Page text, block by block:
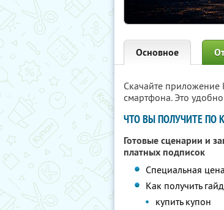
Основное
Скачайте приложение
смартфона. Это
ЧТО ВЫ ПОЛУЧИТЕ ПО
Готовые сценарии и
платных подписок
Специальная
Как получить
купить купон